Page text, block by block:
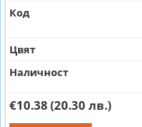
Код
Цвят
Наличност
€10.38 (20.30 лв.)